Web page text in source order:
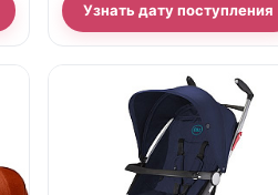
Узнать дату поступления